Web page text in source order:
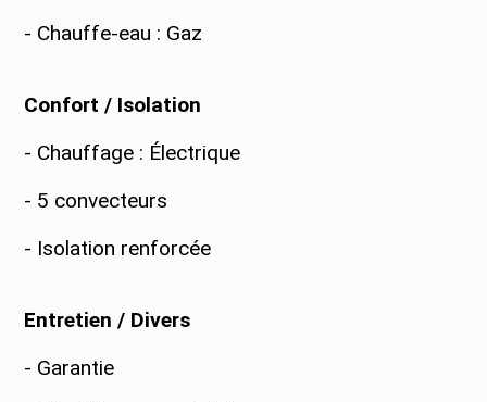
- Chauffe-eau : Gaz
Confort / Isolation
- Chauffage : Électrique
- 5 convecteurs
- Isolation renforcée
Entretien / Divers
- Garantie